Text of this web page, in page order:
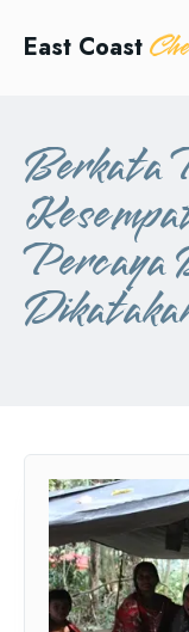
East Coast
Berkata
Percaya